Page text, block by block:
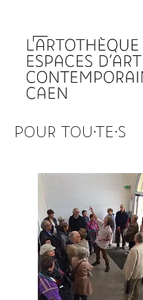
POUR TOU·TE·S